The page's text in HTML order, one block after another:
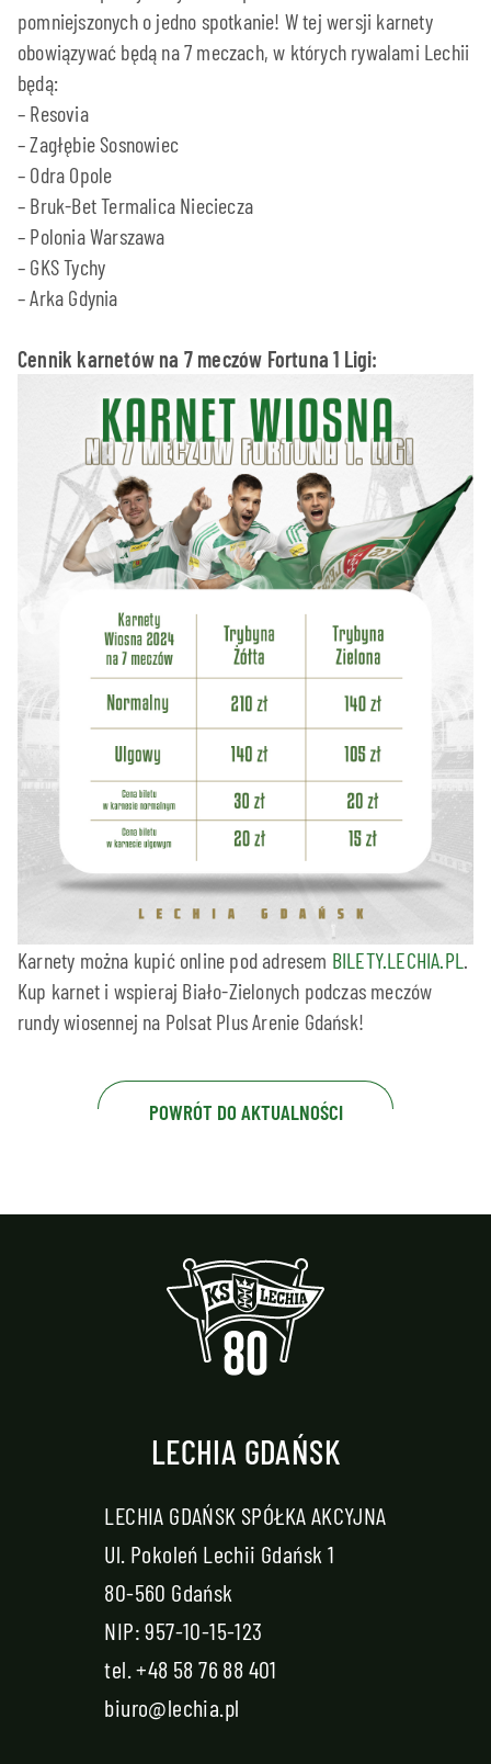
pomniejszonych o jedno spotkanie! W tej wersji karnety
obowiązywać będą na 7 meczach, w których rywalami Lechii
będą:
– Resovia
– Zagłębie Sosnowiec
– Odra Opole
– Bruk-Bet Termalica Nieciecza
– Polonia Warszawa
– GKS Tychy
– Arka Gdynia
Cennik karnetów na 7 meczów Fortuna 1 Ligi:
Karnety można kupić online pod adresem BILETY.LECHIA.PL.
Kup karnet i wspieraj Biało-Zielonych podczas meczów
rundy wiosennej na Polsat Plus Arenie Gdańsk!
POWRÓT DO AKTUALNOŚCI
LECHIA GDAŃSK
LECHIA GDAŃSK SPÓŁKA AKCYJNA
Ul. Pokoleń Lechii Gdańsk 1
80-560 Gdańsk
NIP: 957-10-15-123
tel.+48 58 76 88 401
biuro@lechia.pl